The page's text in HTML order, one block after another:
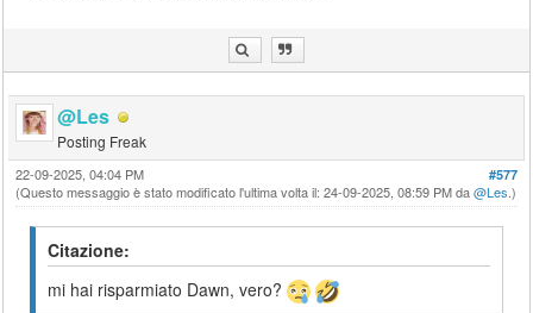
@Les
Posting Freak
#577
22-09-2025, 04:04 PM
(Questo messaggio è stato modificato l'ultima volta il: 24-09-2025, 08:59 PM da@Les .)
Citazione:
mi hai risparmiato Dawn, vero?